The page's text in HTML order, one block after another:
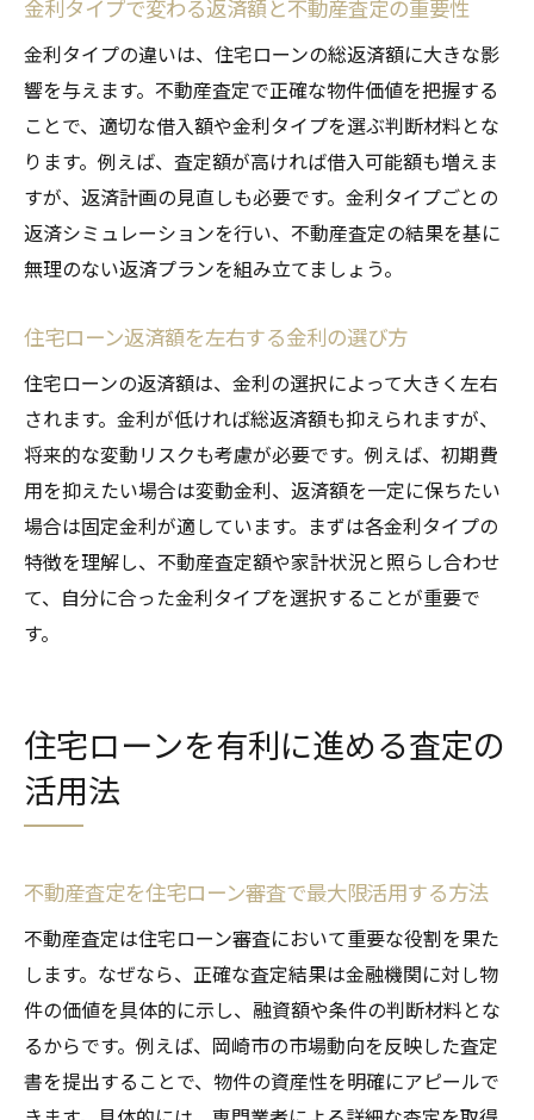
金利タイプで変わる返済額と不動産査定の重要性
金利タイプの違いは、住宅ローンの総返済額に大きな影
響を与えます。不動産査定で正確な物件価値を把握する
ことで、適切な借入額や金利タイプを選ぶ判断材料とな
ります。例えば、査定額が高ければ借入可能額も増えま
すが、返済計画の見直しも必要です。金利タイプごとの
返済シミュレーションを行い、不動産査定の結果を基に
無理のない返済プランを組み立てましょう。
住宅ローン返済額を左右する金利の選び方
住宅ローンの返済額は、金利の選択によって大きく左右
されます。金利が低ければ総返済額も抑えられますが、
将来的な変動リスクも考慮が必要です。例えば、初期費
用を抑えたい場合は変動金利、返済額を一定に保ちたい
場合は固定金利が適しています。まずは各金利タイプの
特徴を理解し、不動産査定額や家計状況と照らし合わせ
て、自分に合った金利タイプを選択することが重要で
す。
住宅ローンを有利に進める査定の
活用法
不動産査定を住宅ローン審査で最大限活用する方法
不動産査定は住宅ローン審査において重要な役割を果た
します。なぜなら、正確な査定結果は金融機関に対し物
件の価値を具体的に示し、融資額や条件の判断材料とな
るからです。例えば、岡崎市の市場動向を反映した査定
書を提出することで、物件の資産性を明確にアピールで